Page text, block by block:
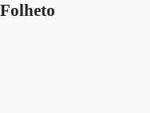
Folheto